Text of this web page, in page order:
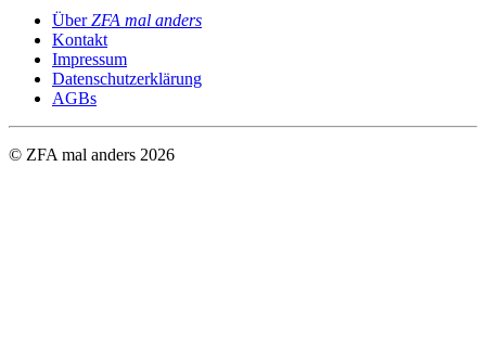
ÜberZFA mal anders
Kontakt
Impressum
Datenschutzerklärung
AGBs
© ZFA mal anders 2026